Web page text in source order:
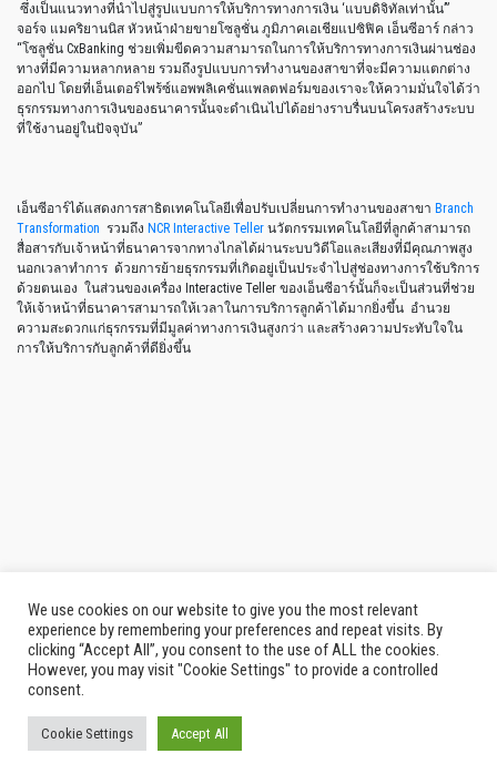
ปลอดภัยที่สุดในชื่อAuthenticซึ่งถือว่าเป็นแพลตฟอร์มระบบชำระเงินเจ้าแรกที่
รองรับมาตรฐาน PA-DSS 3.1 และออกแบบมาเพื่อรองรับธุรกิจรับขำระเงินที่เปลี่ยน
อย่างรวดเร็ว นี่คือระบบรับชำระเงินบนเทคโนโลยีล้ำหน้าสำหรับธุรกิจธนาคารราย
ย่อย, บริษัทบัตรเครดิต, บริษัทจัดซื้อ, บริษัทผู้ให้บริการรับชำระเงิน รวมถึงบริษัทห้าง
ร้านที่ต้องผ่านมาตรฐาน ISO ที่มีอยู่ทั่วโลก
ครบวงจรการสื่อสาร ปฏิสัมพันธ์กับลูกค้าให้มีประสิทธิภาพสูงสุด และสร้าง
บริการที่สามารถเพิ่มมูลค่า ไม่ว่าลูกค้าจะเลือกติดต่อผ่านช่องทางใดก็ตาม
NCR Connected Paymentsเทคโนโลยีที่มาในรูปแบบของโซลูชั่นแบบ
software-as-a-service (SaaS) ที่ให้ทั้งความปลอดภัยและแม่นยำพร้อมทั้ง
ปกป้องในการส่งผ่านให้กับข้อมูลในการทำธุรกรรม ตั้งแต่การใส่รหัสไป
จนถึงขั้นตอนการประมวลผลการชำระเงิน
SelfServ ATMs ตู้เอทีเอ็มสำหรับการใช้บริการด้วยตัวเอง ทั้งการฝากเงินและ
การให้บริการต่างๆ
เอ็นซีอาร์ คอร์ปอเรชั่น ( NYSE: NCR ) เป็นผู้นำด้านโซลูชั่นการบริการทางการเงิน
แบบหลากหลายช่องทาง ที่เปลี่ยนรูปโฉมของการติดต่อสื่อสารเชิงธุรกิจในทุกๆ วัน
ให้เป็นประสบการณ์ชั้นยอดอันน่าประทับใจ ด้วยซอฟต์แวร์ ฮาร์ดแวร์ และพอร์ตโฟ
ลิโอของการให้บริการด้านต่างๆ เอ็นซีอาร์ให้การรองรับการดำเนินธุรกรรมทางการ
ย่อย การเงิน การเดินทาง การบริการต้อนรับ โทรคมนาคมและเทคโนโลยี รวมไปถึง
วิสาหกิจขนาดย่อม โซลูชั่นของเอ็นซีอาร์ขับเคลื่อนธุรกรรมในแต่ละวัน เพื่อชีวิตที่
We use cookies on our website to give you the most relevant
experience by remembering your preferences and repeat visits. By
clicking “Accept All”, you consent to the use of ALL the cookies.
However, you may visit "Cookie Settings" to provide a controlled
consent.
Cookie Settings Accept All